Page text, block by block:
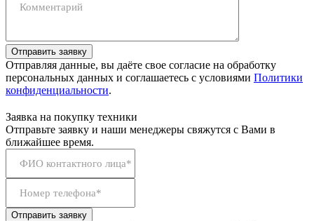
Комментарий
Отправить заявку
Отправляя данные, вы даёте свое согласие на обработку
персональных данных и соглашаетесь с условиями Политики
конфиденциальности.
Заявка на покупку техники
Отправьте заявку и наши менеджеры свяжутся с Вами в
ближайшее время.
ФИО контактного лица*
Номер телефона*
Отправить заявку